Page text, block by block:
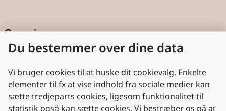
Genveje
Cookies
Aktindsigt
Persondatabeskyttelse
Du bestemmer over dine data
Vi bruger cookies til at huske dit cookievalg. Enkelte
elementer til fx at vise indhold fra sociale medier kan
sætte tredjeparts cookies, ligesom funktionalitet til
statistik også kan sætte cookies. Vi bestræber os på at